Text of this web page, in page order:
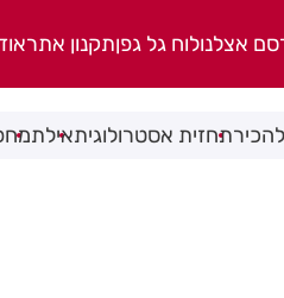
אצלנולוח גל גפןתקנון אתר
תחזית אסטרולוגיתאילת